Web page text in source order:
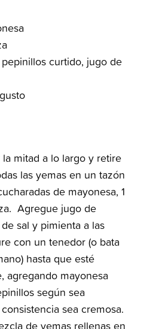
curtido, jugo de
mitad a lo largo y retire
las yemas en un tazón
de mayonesa, 1
Agregue jugo de
sal y pimienta a las
con un tenedor (o bata
hasta que esté
agregando mayonesa
según sea
sea cremosa.
de yemas rellenas en